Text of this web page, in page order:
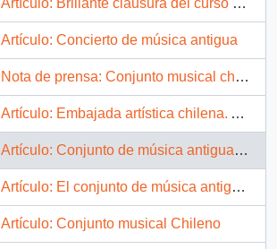
Artículo: Brillante clausura del curso musical en cultura hispánica. Conjunto de música antigua de Chile.
Artículo: Concierto de música antigua
Nota de prensa: Conjunto musical chileno invitado a Roma
Artículo: Embajada artística chilena. Actuación del conjunto de Música Antigua
Artículo: Conjunto de música antigua de la Universidad Católica de Chile
Artículo: El conjunto de música antigua de la Universidad Católica de Chile
Artículo: Conjunto musical Chileno